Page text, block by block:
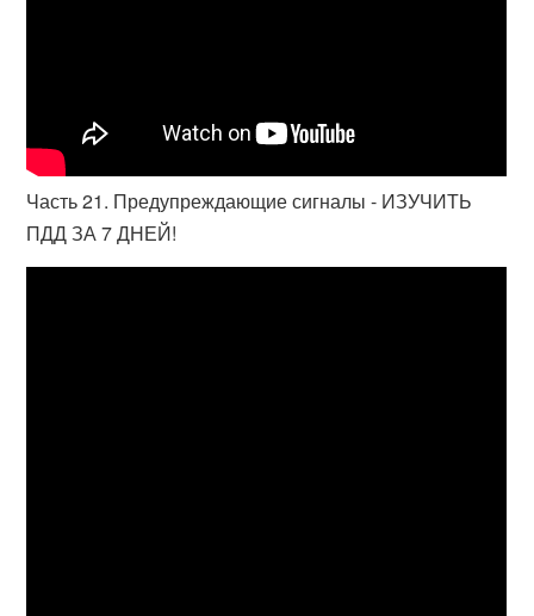
Часть 21. Предупреждающие сигналы - ИЗУЧИТЬ
ПДД ЗА 7 ДНЕЙ!